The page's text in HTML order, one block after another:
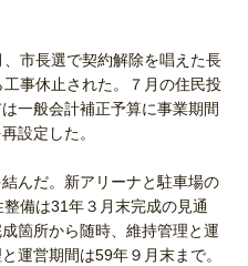
市長選で契約解除を唱えた長
事休止された。７月の住民投
一般会計補正予算に事業期間
設定した。
んだ。新アリーナと駐車場の
備は31年３月末完成の見通
箇所から随時、維持管理と運
運営期間は59年９月末まで。